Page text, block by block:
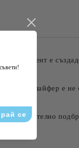
Политиката за лични
акцент е
тишлайфер е
е внимателно